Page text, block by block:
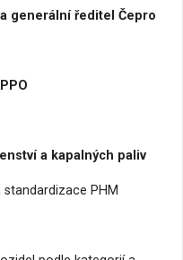
generální ředitel Čepro
a kapalných paliv
PHM